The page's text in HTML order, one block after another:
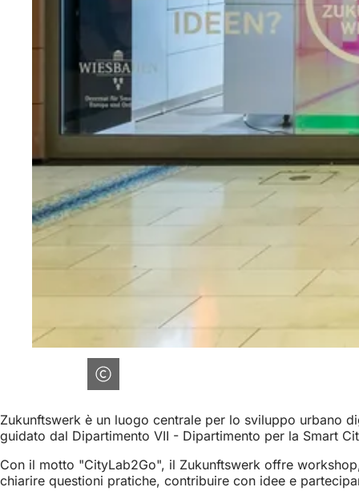
Zukunftswerk è un luogo centrale per lo sviluppo urbano
guidato dal Dipartimento VII - Dipartimento per la Smart
Con il motto "CityLab2Go", il Zukunftswerk offre
chiarire questioni pratiche, contribuire con idee e